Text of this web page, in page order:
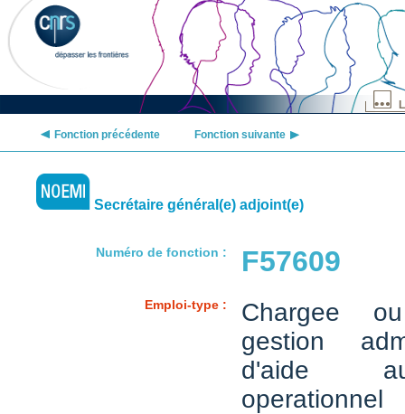
Fonction précédente Fonction suivante
Secrétaire général(e) adjoint(e)
Numéro de fonction : F57609
Emploi-type :
Chargee
gestion
d'aide
operationnel